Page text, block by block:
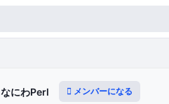
なにわPerl メンバーになる